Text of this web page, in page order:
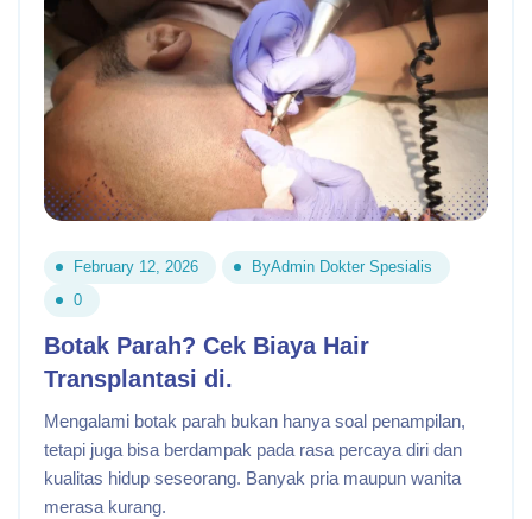
February 12, 2026 ByAdmin Dokter Spesialis
0
Botak Parah? Cek Biaya Hair
Transplantasi di.
Mengalami botak parah bukan hanya soal penampilan,
tetapi juga bisa berdampak pada rasa percaya diri dan
kualitas hidup seseorang. Banyak pria maupun wanita
merasa kurang.